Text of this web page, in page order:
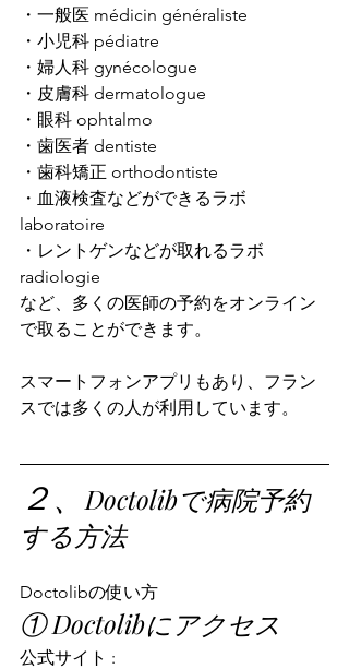
・一般医 médicin généraliste
・小児科 pédiatre
・婦人科 gynécologue
・皮膚科 dermatologue
・眼科 ophtalmo
・歯医者 dentiste
・歯科矯正 orthodontiste
・血液検査などができるラボ
laboratoire
・レントゲンなどが取れるラボ
radiologie
など、多くの医師の予約をオンライン
で取ることができます。
スマートフォンアプリもあり、フラン
スでは多くの人が利用しています。
２、Doctolibで病院予約
する方法
Doctolibの使い方
① Doctolibにアクセス
公式サイト :